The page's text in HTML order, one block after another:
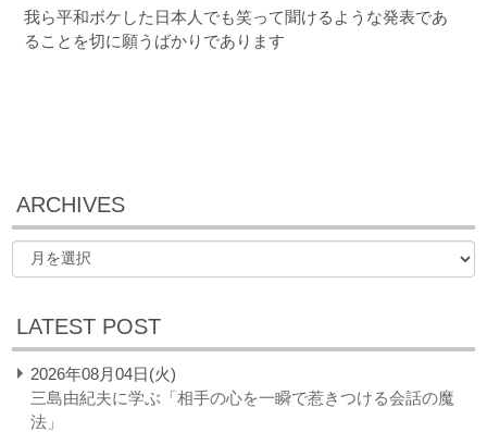
我ら平和ボケした日本人でも笑って聞けるような発表であ
ることを切に願うばかりであります
ARCHIVES
LATEST POST
2026年08月04日(火)
三島由紀夫に学ぶ「相手の心を一瞬で惹きつける会話の魔
法」